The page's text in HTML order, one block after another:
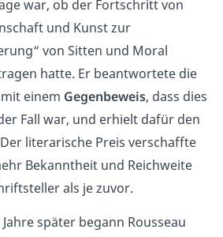
war, ob der Fortschritt von
und Kunst zur
von Sitten und Moral
hatte. Er beantwortete die
einem Gegenbeweis, dass dies
Fall war, und erhielt dafür den
literarische Preis verschaffte
Bekanntheit und Reichweite
als je zuvor.
Jahre später begann Rousseau